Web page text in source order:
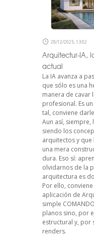
28/12/2025, 13:02
Arquitectur-IA,
actual
La IA avanza a
que sólo es una
manera de cavar
profesional. Es
tal, conviene
Aun así,
siendo los
arquitectos y que
una mera
dura. Eso sí:
olvidarnos de la
arquitectura es
Por ello,
aplicación de
simple
planos sino, por
estructural y, por
renders.